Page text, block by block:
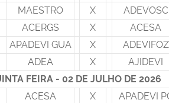
MAESTRO X
ADEVOSC
ACERGS X
ACESA
APADEVI GUA X
ADEVIFOZ
ADEA X
AJIDEVI
FEIRA - 02 DE JULHO DE 2026
ACESA X
APADEVI